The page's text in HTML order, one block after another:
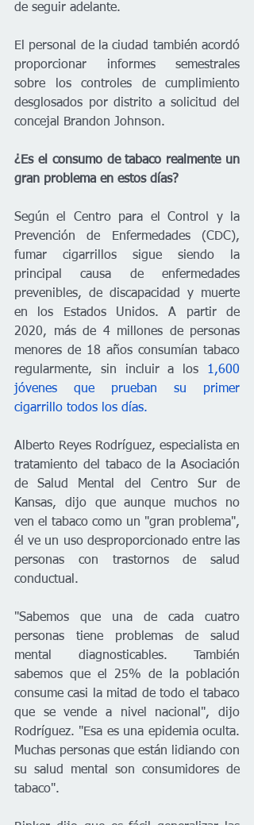
de seguir adelante.
El personal de la ciudad también acordó
proporcionar informes semestrales
sobre los controles de cumplimiento
desglosados por distrito a solicitud del
concejal Brandon Johnson.
¿Es el consumo de tabaco realmente un
gran problema en estos días?
Según el Centro para el Control y la
Prevención de Enfermedades (CDC),
fumar cigarrillos sigue siendo la
principal causa de enfermedades
prevenibles, de discapacidad y muerte
en los Estados Unidos. A partir de
2020, más de 4 millones de personas
menores de 18 años consumían tabaco
regularmente, sin incluir a los 1,600
jóvenes que prueban su primer
cigarrillo todos los días.
Alberto Reyes Rodríguez, especialista en
tratamiento del tabaco de la Asociación
de Salud Mental del Centro Sur de
Kansas, dijo que aunque muchos no
ven el tabaco como un "gran problema",
él ve un uso desproporcionado entre las
personas con trastornos de salud
conductual.
"Sabemos que una de cada cuatro
personas tiene problemas de salud
mental diagnosticables. También
sabemos que el 25% de la población
consume casi la mitad de todo el tabaco
que se vende a nivel nacional", dijo
Rodríguez. "Esa es una epidemia oculta.
Muchas personas que están lidiando con
su salud mental son consumidores de
tabaco".